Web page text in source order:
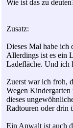
Wie ist das zu
Zusatz:
Dieses Mal habe ich
Allerdings ist es ein
Ladefläche. Und ich
Zuerst war ich froh,
Wegen
dieses
Radtouren oder drin
Ein Anwalt ist auch